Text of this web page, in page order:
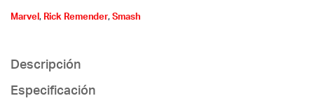
Marvel , Rick Remender,Smash
Descripción
Especificación